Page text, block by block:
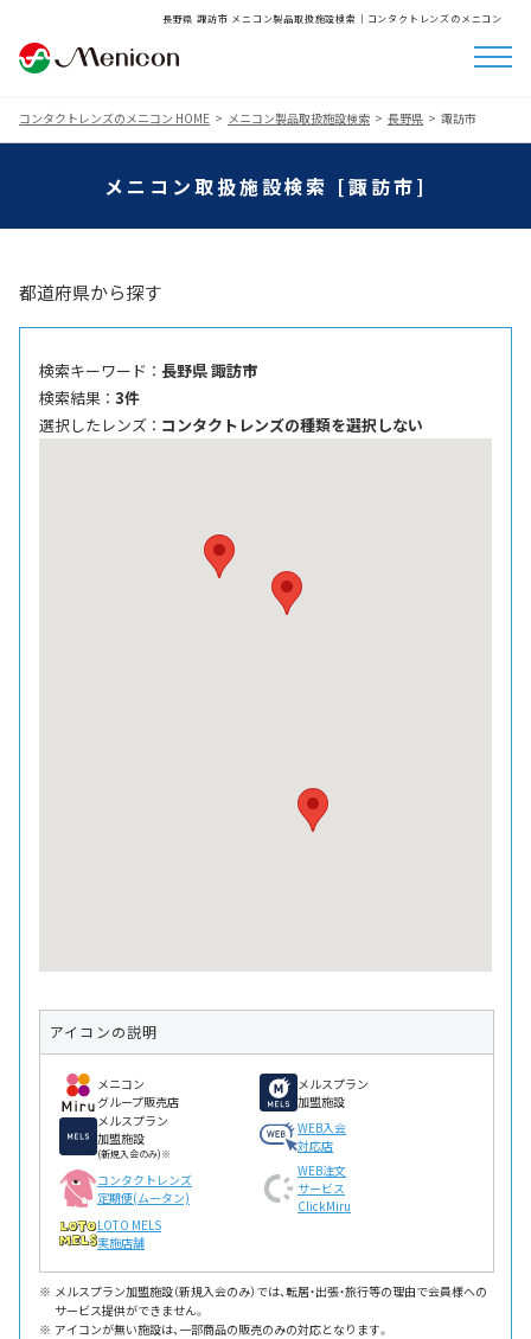
長野県 諏訪市 メニコン製品取扱施設検索│コンタクトレンズのメニコン
コンタクトレンズのメニコン HOME メニコン製品取扱施設検索 長野県 諏訪市
メニコン取扱施設検索 [諏訪市]
都道府県から探す
検索キーワード ： 長野県 諏訪市
検索結果 ： 3件
選択したレンズ ： コンタクトレンズの種類を選択しない
アイコンの説明
メニコン
グループ販売店
メルスプラン
加盟施設
メルスプラン
加盟施設
(新規入会のみ)※
WEB入会
対応店
コンタクトレンズ
定期便(ムータン)
WEB注文
サービス
ClickMiru
LOTO MELS
実施店舗
メルスプラン加盟施設（新規入会のみ）では、転居・出張・旅行等の理由で会員様への
サービス提供ができません。
アイコンが無い施設は、一部商品の販売のみの対応となります。